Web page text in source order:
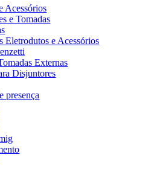
Acessórios
e Tomadas
Eletrodutos e Acessórios
Externas
Disjuntores
presença